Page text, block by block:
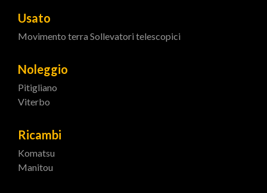
Usato
Movimento terra Sollevatori telescopici
Noleggio
Pitigliano
Viterbo
Ricambi
Komatsu
Manitou